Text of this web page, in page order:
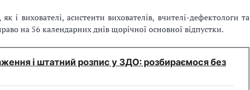
і вихователі, асистенти вихователів, вчителі-дефектологи та
на 56 календарних днів щорічної основної відпустки.
і штатний розпис у ЗДО: розбираємося без